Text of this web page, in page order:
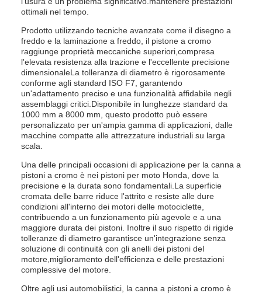
ottimali nel tempo.
Prodotto utilizzando tecniche avanzate come il disegno a
freddo e la laminazione a freddo, il pistone a cromo
raggiunge proprietà meccaniche superiori,compresa
l'elevata resistenza alla trazione e l'eccellente precisione
dimensionaleLa tolleranza di diametro è rigorosamente
conforme agli standard ISO F7, garantendo
un'adattamento preciso e una funzionalità affidabile negli
assemblaggi critici.Disponibile in lunghezze standard da
1000 mm a 8000 mm, questo prodotto può essere
personalizzato per un'ampia gamma di applicazioni, dalle
macchine compatte alle attrezzature industriali su larga
scala.
Una delle principali occasioni di applicazione per la canna a
pistoni a cromo è nei pistoni per moto Honda, dove la
precisione e la durata sono fondamentali.La superficie
cromata delle barre riduce l'attrito e resiste alle dure
condizioni all'interno dei motori delle motociclette,
contribuendo a un funzionamento più agevole e a una
maggiore durata dei pistoni. Inoltre il suo rispetto di rigide
tolleranze di diametro garantisce un'integrazione senza
soluzione di continuità con gli anelli dei pistoni del
motore,miglioramento dell'efficienza e delle prestazioni
complessive del motore.
Oltre agli usi automobilistici, la canna a pistoni a cromo è